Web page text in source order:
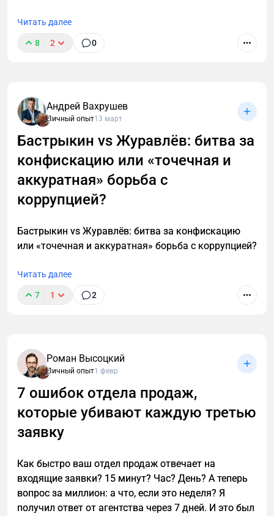
Читать далее
8 2 0
Андрей Вахрушев
Личный опыт13 март
Бастрыкин vs Журавлёв: битва за
конфискацию или «точечная и
аккуратная» борьба с
коррупцией?
Бастрыкин vs Журавлёв: битва за конфискацию
или «точечная и аккуратная» борьба с коррупцией?
Читать далее
7 1 2
Роман Высоцкий
Личный опыт1 февр
7 ошибок отдела продаж,
которые убивают каждую третью
заявку
Как быстро ваш отдел продаж отвечает на
входящие заявки? 15 минут? Час? День? А теперь
вопрос за миллион: а что, если это неделя? Я
получил ответ от агентства через 7 дней. И это был